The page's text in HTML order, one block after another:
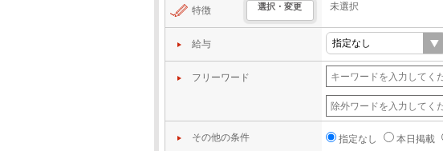
特徴 選択・変更 未選択
給与
フリーワード
その他の条件 指定なし 本日掲載